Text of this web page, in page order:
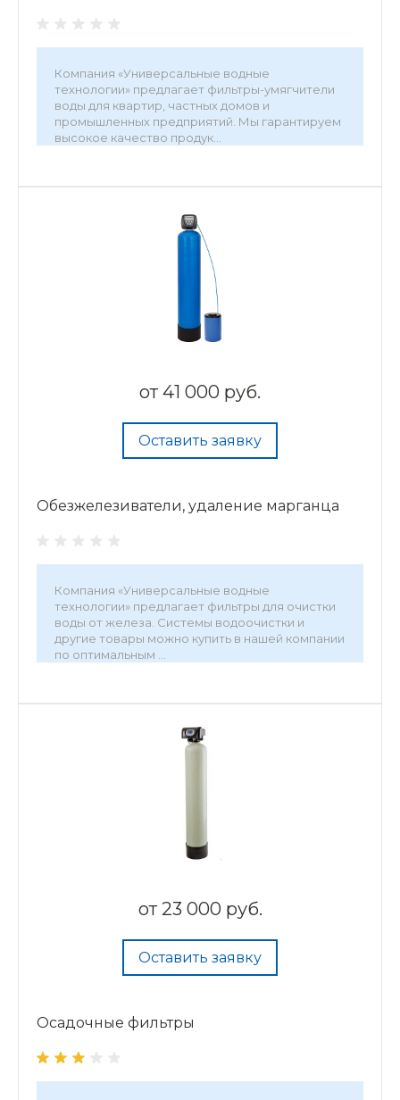
Компания «Универсальные водные
технологии» предлагает фильтры-умягчители
воды для квартир, частных домов и
промышленных предприятий. Мы гарантируем
высокое качество продук...
Рабочая температура, °С — 37.8
Производительность, м³/час — 0,8-2,5
от 41 000 руб.
Оставить заявку
Обезжелезиватели, удаление марганца
Компания «Универсальные водные
технологии» предлагает фильтры для очистки
воды от железа. Системы водоочистки и
другие товары можно купить в нашей компании
по оптимальным ...
Рабочая температура, °С — 37.8
от 23 000 руб.
Оставить заявку
Осадочные фильтры